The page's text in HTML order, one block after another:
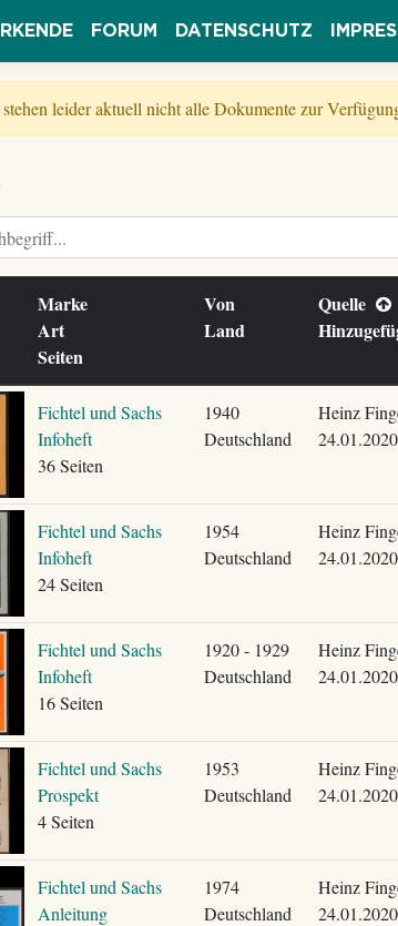
FORUM DATENSCHUTZ
leider aktuell nicht alle Dokumente zur
Marke
Art
Seiten
Von
Land
Quelle
Fichtel und Sachs
Infoheft
36 Seiten
1940
Deutschland
Heinz
24.01.2020
Fichtel und Sachs
Infoheft
24 Seiten
1954
Deutschland
Heinz
24.01.2020
Fichtel und Sachs
Infoheft
16 Seiten
1920 - 1929
Deutschland
Heinz
24.01.2020
Fichtel und Sachs
Prospekt
4 Seiten
1953
Deutschland
Heinz
24.01.2020
Fichtel und Sachs
Anleitung
1974
Deutschland
Heinz
24.01.2020